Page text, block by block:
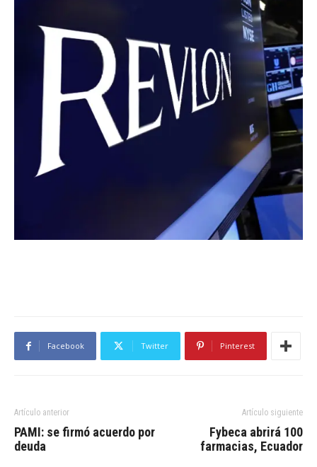
Facebook Twitter Pinterest
Artículo anterior
PAMI: se firmó acuerdo por
deuda
Artículo siguiente
Fybeca abrirá 100
farmacias, Ecuador